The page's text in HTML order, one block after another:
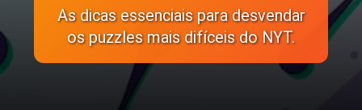
As dicas essenciais para desvendar
os puzzles mais difíceis do NYT.